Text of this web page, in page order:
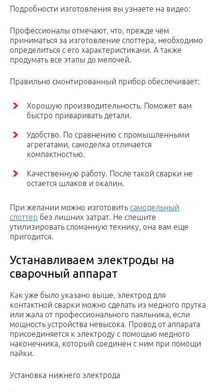
Подробности изготовления вы узнаете на видео:
Профессионалы отмечают, что, прежде чем
приниматься за изготовление споттера, необходимо
определиться с его характеристиками. А также
продумать все этапы до мелочей.
Правильно смонтированный прибор обеспечивает:
Хорошую производительность. Поможет вам
быстро приваривать детали.
Удобство. По сравнению с промышленными
агрегатами, самоделка отличается
компактностью.
Качественную работу. После такой сварки не
остается шлаков и окалин.
При желании можно изготовить самодельный
споттер без лишних затрат. Не спешите
утилизировать сломанную технику, она вам еще
пригодится.
Устанавливаем электроды на
сварочный аппарат
Как уже было указано выше, электрод для
контактной сварки можно сделать из медного прутка
или жала от профессионального паяльника, если
мощность устройства невысока. Провод от аппарата
присоединяется к электроду с помощью медного
наконечника, который соединен с ним при помощи
пайки.
Установка нижнего электрода